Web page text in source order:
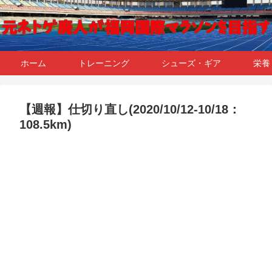
ホーム トレーニング シューズ・ギア 栄
【週報】仕切り直し(2020/10/12-10/18：
108.5km)